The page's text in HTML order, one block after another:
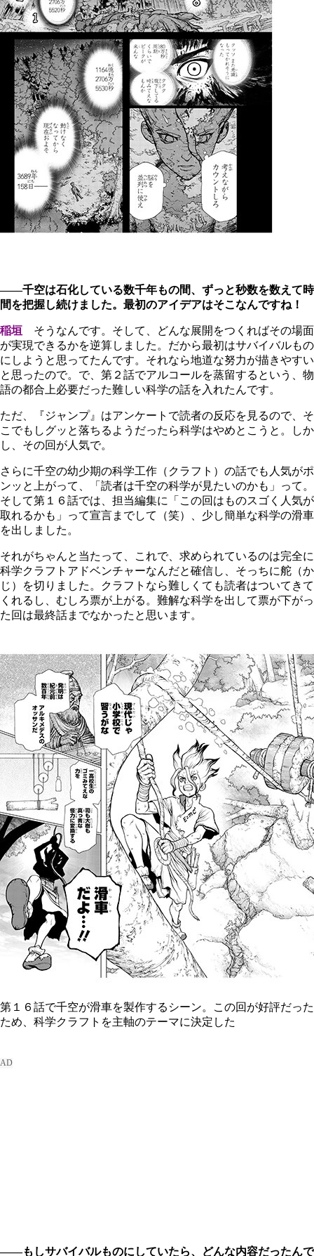
――千空は石化している数千年もの間、ずっと秒数を数えて時
間を把握し続けました。最初のアイデアはそこなんですね！
稲垣 そうなんです。そして、どんな展開をつくればその場面
が実現できるかを逆算しました。だから最初はサバイバルもの
にしようと思ってたんです。それなら地道な努力が描きやすい
と思ったので。で、第２話でアルコールを蒸留するという、物
語の都合上必要だった難しい科学の話を入れたんです。
ただ、『ジャンプ』はアンケートで読者の反応を見るので、そ
こでもしグッと落ちるようだったら科学はやめとこうと。しか
し、その回が人気で。
さらに千空の幼少期の科学工作（クラフト）の話でも人気がポ
ンッと上がって、「読者は千空の科学が見たいのかも」って。
そして第１６話では、担当編集に「この回はものスゴく人気が
取れるかも」って宣言までして（笑）、少し簡単な科学の滑車
を出しました。
それがちゃんと当たって、これで、求められているのは完全に
科学クラフトアドベンチャーなんだと確信し、そっちに舵（か
じ）を切りました。クラフトなら難しくても読者はついてきて
くれるし、むしろ票が上がる。難解な科学を出して票が下がっ
た回は最終話までなかったと思います。
第１６話で千空が滑車を製作するシーン。この回が好評だった
ため、科学クラフトを主軸のテーマに決定した
――もしサバイバルものにしていたら、どんな内容だったんで